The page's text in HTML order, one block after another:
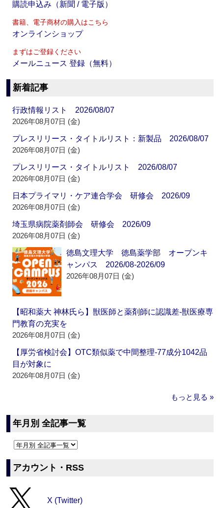
購読申込み（新聞 / 電子版）
書籍、電子商材の購入はこちら
オンラインショップ
まずはご登録ください
メールニュース 登録（無料）
新着記事
行政情報リスト 2026/08/07
2026年08月07日 (金)
プレスリリース・タイトルリスト：新製品 2026/08/07
2026年08月07日 (金)
プレスリリース・タイトルリスト 2026/08/07
2026年08月07日 (金)
日本プライマリ・ケア連合学会 研修会 2026/09
2026年08月07日 (金)
埼玉県病院薬剤師会 研修会 2026/09
2026年08月07日 (金)
徳島文理大学 徳島薬学部 オープンキ
ャンパス 2026/08-2026/09
2026年08月07日 (金)
【昭和薬大 神林氏ら】獣医師と薬剤師に認識差‐獣医療専
門教育の充実を
2026年08月07日 (金)
【厚労省検討会】OTC類似薬で中間整理‐77成分1042品
目が対象に
2026年08月07日 (金)
もっと見る »
年月別 全記事一覧
アカウント・RSS
X (Twitter)